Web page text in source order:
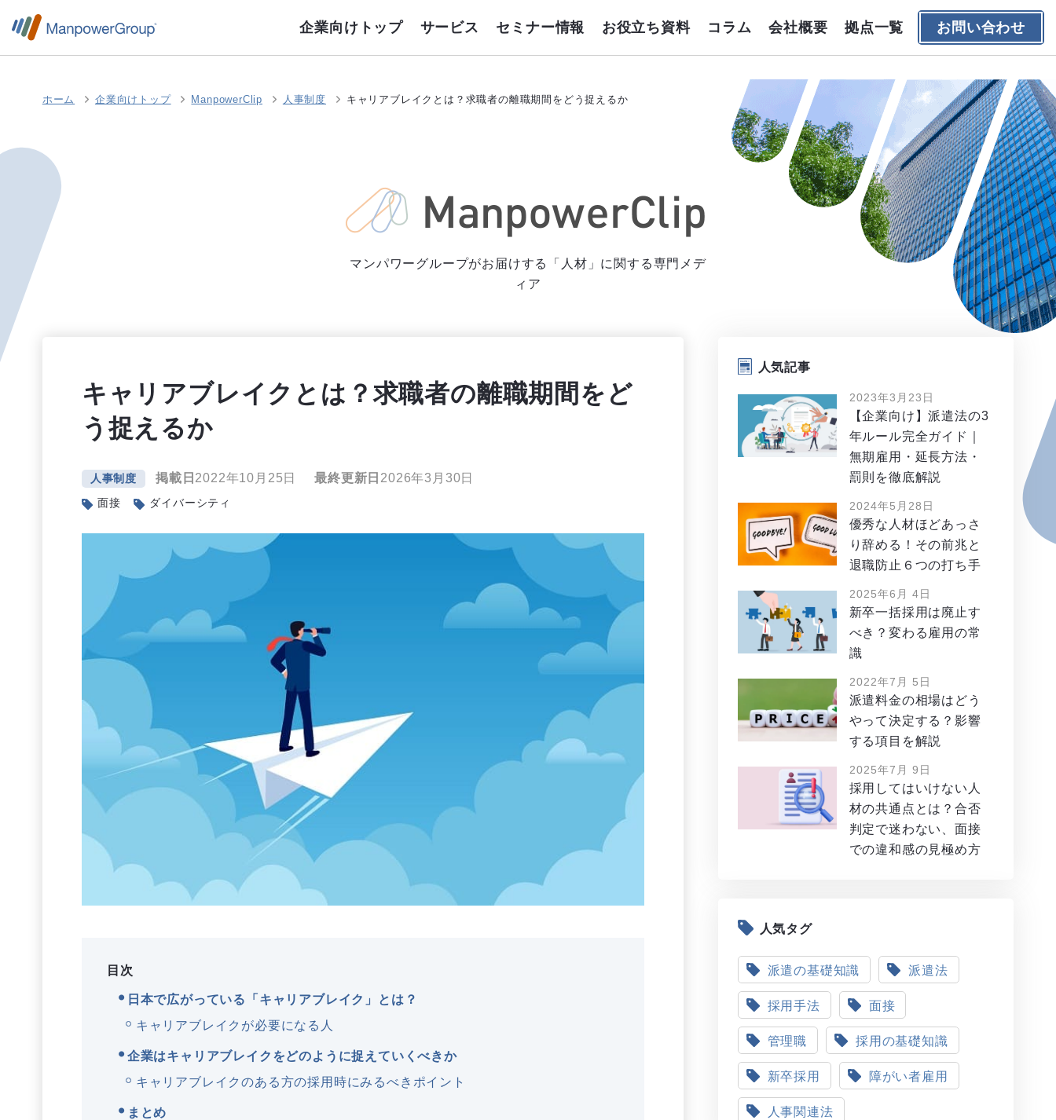
企業向けトップ サービス セミナー情報 お役立ち資料 コラム 会社概要 拠点一覧 お問い合わせ
ホーム 企業向けトップ ManpowerClip 人事制度 キャリアブレイクとは？求職者の離職期間をどう捉えるか
マンパワーグループがお届けする「人材」に関する専門メデ
ィア
キャリアブレイクとは？求職者の離職期間をど
う捉えるか
人事制度 掲載日 2022年10月25日 最終更新日 2026年3月30日
面接 ダイバーシティ
目次
日本で広がっている「キャリアブレイク」とは？
キャリアブレイクが必要になる人
企業はキャリアブレイクをどのように捉えていくべきか
キャリアブレイクのある方の採用時にみるべきポイント
まとめ
人気記事
2023年3月23日
【企業向け】派遣法の3
年ルール完全ガイド｜
無期雇用・延長方法・
罰則を徹底解説
2024年5月28日
優秀な人材ほどあっさ
り辞める！その前兆と
退職防止６つの打ち手
2025年6月 4日
新卒一括採用は廃止す
べき？変わる雇用の常
識
2022年7月 5日
派遣料金の相場はどう
やって決定する？影響
する項目を解説
2025年7月 9日
採用してはいけない人
材の共通点とは？合否
判定で迷わない、面接
での違和感の見極め方
人気タグ
派遣の基礎知識 派遣法
採用手法 面接
管理職 採用の基礎知識
新卒採用 障がい者雇用
人事関連法